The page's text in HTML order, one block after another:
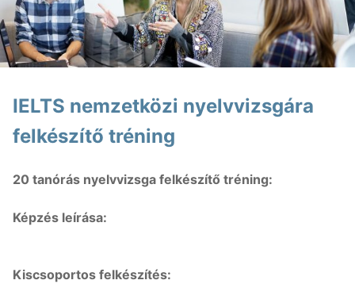
WEBSHOP
Magyar
Lakossági nyelvtanfolyamok
Nyelvvizsgák
IELTS nemzetközi nyelvvizsgára
felkészítő tréning
20 tanórás nyelvvizsga felkészítő tréning:
Képzés leírása:
Kiscsoportos felkészítés: